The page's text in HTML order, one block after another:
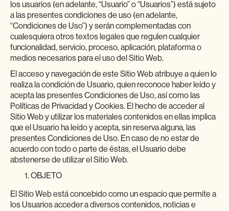
los usuarios (en adelante, “Usuario” o “Usuarios”) está sujeto
a las presentes condiciones de uso (en adelante,
“Condiciones de Uso”) y serán complementadas con
cualesquiera otros textos legales que regulen cualquier
funcionalidad, servicio, proceso, aplicación, plataforma o
medios necesarios para el uso del Sitio Web.
El acceso y navegación de este Sitio Web atribuye a quien lo
realiza la condición de Usuario, quien reconoce haber leído y
acepta las presentes Condiciones de Uso, así como las
Políticas de Privacidad y Cookies. El hecho de acceder al
Sitio Web y utilizar los materiales contenidos en ellas implica
que el Usuario ha leído y acepta, sin reserva alguna, las
presentes Condiciones de Uso. En caso de no estar de
acuerdo con todo o parte de éstas, el Usuario debe
abstenerse de utilizar el Sitio Web.
OBJETO
El Sitio Web está concebido como un espacio que permite a
los Usuarios acceder a diversos contenidos, noticias e